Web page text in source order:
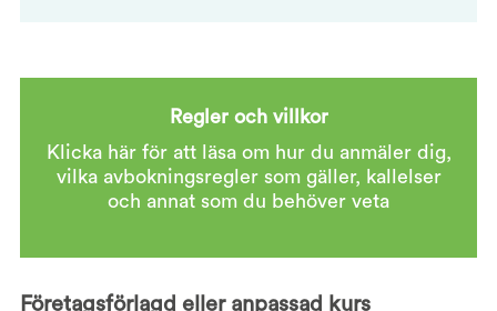
Regler och villkor
Klicka här för att läsa om hur du anmäler dig,
vilka avbokningsregler som gäller, kallelser
och annat som du behöver veta
Företagsförlagd eller anpassad kurs